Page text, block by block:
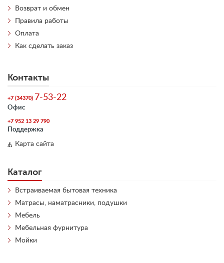
Возврат и обмен
Правила работы
Оплата
Как сделать заказ
Контакты
+7 (34370) 7-53-22
Офис
+7 952 13 29 790
Поддержка
Карта сайта
Каталог
Встраиваемая бытовая техника
Матрасы, наматрасники, подушки
Мебель
Мебельная фурнитура
Мойки